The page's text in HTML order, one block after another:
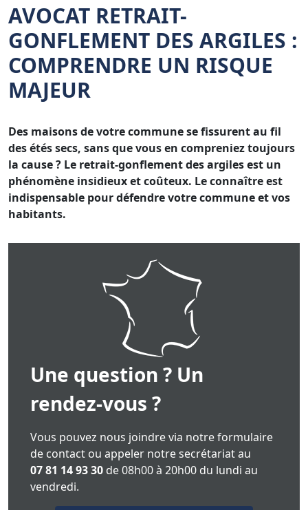
AVOCAT RETRAIT-
GONFLEMENT DES ARGILES :
COMPRENDRE UN RISQUE
MAJEUR
Des maisons de votre commune se fissurent au fil
des étés secs, sans que vous en compreniez toujours
la cause ? Le retrait-gonflement des argiles est un
phénomène insidieux et coûteux. Le connaître est
indispensable pour défendre votre commune et vos
habitants.
Une question ? Un
rendez-vous ?
Vous pouvez nous joindre via notre formulaire
de contact ou appeler notre secrétariat au
07 81 14 93 30 de 08h00 à 20h00 du lundi au
vendredi.